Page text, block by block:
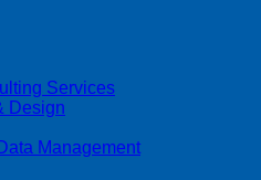
Services
Design
Management